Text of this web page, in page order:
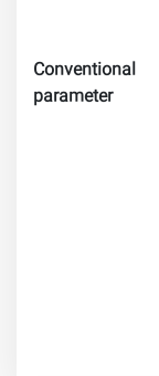
Conventional
parameter